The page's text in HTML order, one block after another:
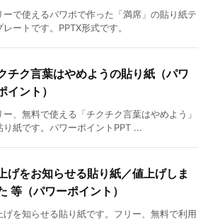
ーで使えるパワポで作った「満席」の貼り紙テ
レートです。PPTX形式です。
チク言葉はやめようの貼り紙（パワ
イント）
ー、無料で使える「チクチク言葉はやめよう」
り紙です。パワーポイントPPT ...
げをお知らせる貼り紙／値上げしま
等（パワーポイント）
げを知らせる貼り紙です。フリー、無料で利用